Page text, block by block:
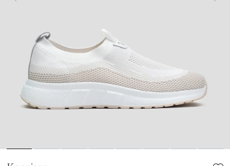
1 2 3 4 5 6 7 8